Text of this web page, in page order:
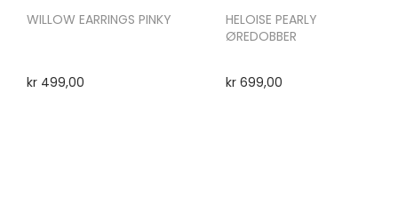
WILLOW EARRINGS PINKY
kr 499,00
HELOISE PEARLY
ØREDOBBER
kr699,00